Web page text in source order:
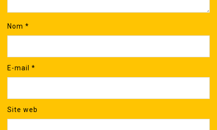
Nom *
E-mail *
Site web